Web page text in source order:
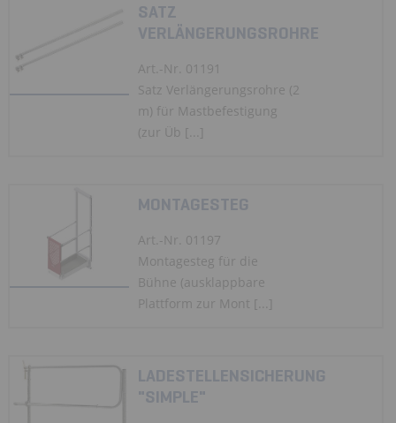
SATZ
VERLÄNGERUNGSROHRE
Art.-Nr. 01191
Satz Verlängerungsrohre (2
m) für Mastbefestigung
(zur Üb [...]
MONTAGESTEG
Art.-Nr. 01197
Montagesteg für die
Bühne (ausklappbare
Plattform zur Mont [...]
LADESTELLENSICHERUNG
"SIMPLE"